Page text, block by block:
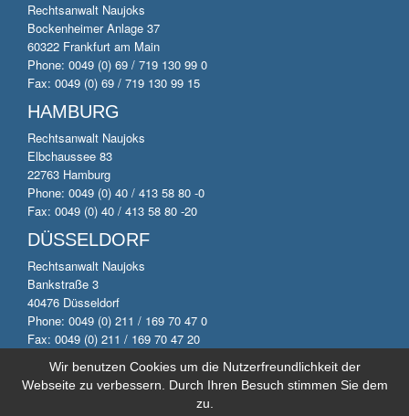
Wir benutzen Cookies um die Nutzerfreundlichkeit der
Webseite zu verbessern. Durch Ihren Besuch stimmen Sie dem
zu.
Rechtsanwalt Naujoks
Bockenheimer Anlage 37
60322 Frankfurt am Main
Phone: 0049 (0) 69 / 719 130 99 0
Fax: 0049 (0) 69 / 719 130 99 15
HAMBURG
Rechtsanwalt Naujoks
Elbchaussee 83
22763 Hamburg
Phone: 0049 (0) 40 / 413 58 80 -0
Fax: 0049 (0) 40 / 413 58 80 -20
DÜSSELDORF
Rechtsanwalt Naujoks
Bankstraße 3
40476 Düsseldorf
Phone: 0049 (0) 211 / 169 70 47 0
Fax: 0049 (0) 211 / 169 70 47 20
© 2014 by Anwaltskanzlei Naujoks. All rights reserved.